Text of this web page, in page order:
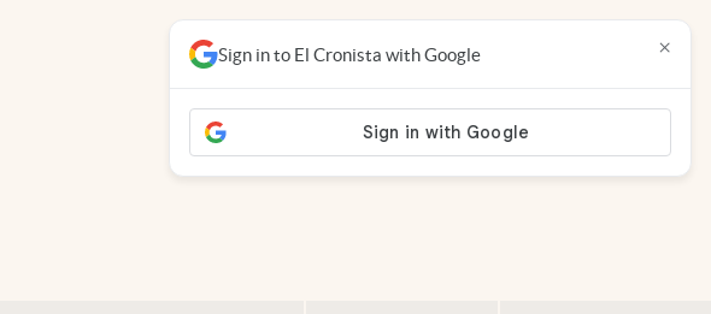
Sign in to El Cronista with Google ×